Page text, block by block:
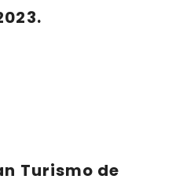
Turismo de